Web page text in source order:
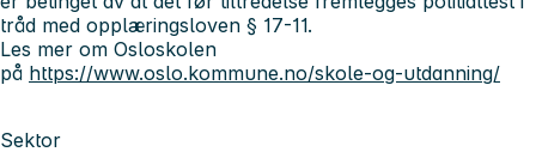
tråd med opplæringsloven § 17-11.
Les mer om Osloskolen
på https://www.oslo.kommune.no/skole-og-utdanning/
Sektor